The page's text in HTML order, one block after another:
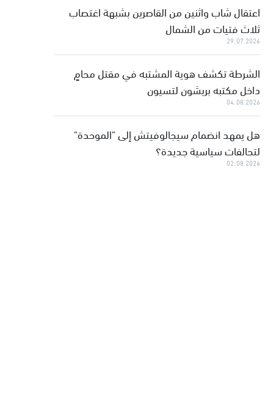
اعتقال شاب واثنين من القاصرين بشبهة اغتصاب
ثلاث فتيات من الشمال
29.07.2026
الشرطة تكشف هوية المشتبه في مقتل محامٍ
داخل مكتبه بريشون لتسيون
04.08.2026
هل يمهد انضمام سيجالوفيتش إلى "الموحدة"
لتحالفات سياسية جديدة؟
02.08.2026